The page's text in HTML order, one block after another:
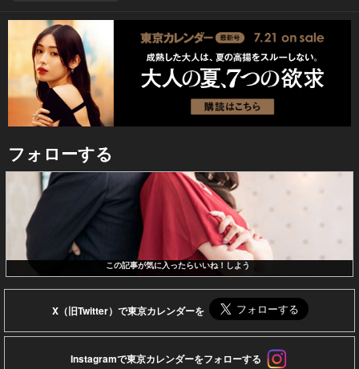
フォローする
この記事が気に入ったらいいね！しよう
X（旧Twitter）で東京カレンダーを
Instagramで東京カレンダーをフォローする